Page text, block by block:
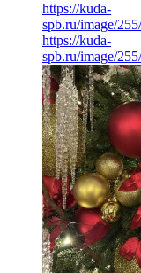
https://kuda-
spb.ru/image/
https://kuda-
spb.ru/image/